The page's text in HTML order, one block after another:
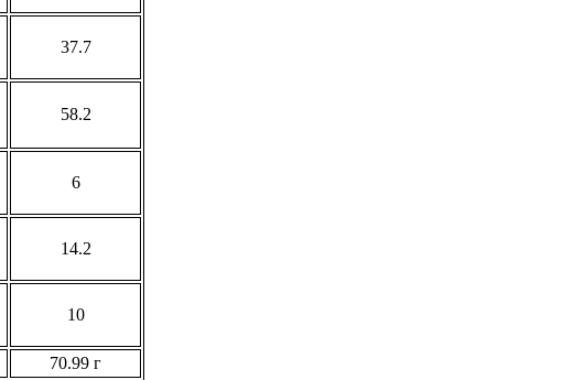
37.7
58.2
6
14.2
10
70.99 г